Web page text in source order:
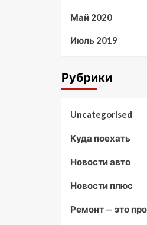
Май 2020
Июль 2019
Рубрики
Uncategorised
Куда поехать
Новости авто
Новости плюс
Ремонт — это